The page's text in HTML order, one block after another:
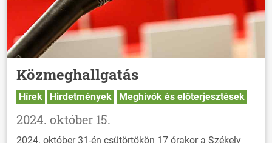
Közmeghallgatás
Hírek Hirdetmények Meghívók és előterjesztések
2024. október 15.
2024. október 31-én csütörtökön 17 órakor a Székely